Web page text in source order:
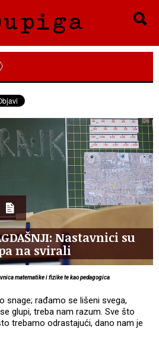
Nastavnici su
na svirali
matematike i fizike te kao pedagogica
snage; rađamo se lišeni svega,
glupi, treba nam razum. Sve što
trebamo odrastajući, dano nam je